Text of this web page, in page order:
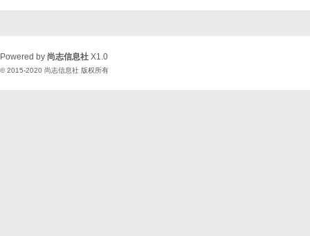
Powered by 尚志信息社 X1.0
© 2015-2020 尚志信息社 版权所有